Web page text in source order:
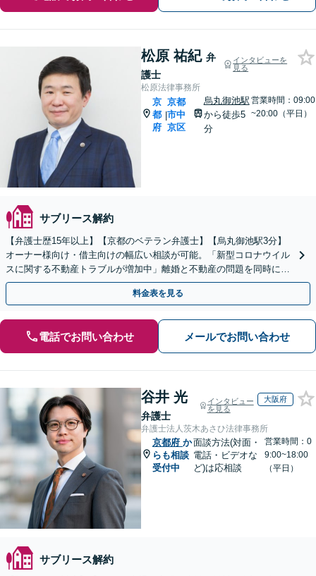
松原 祐紀 弁
護士
インタビューを
見る
松原法律事務所
京
都
府
|
京都
市中
京区
烏丸御池駅
から徒歩5
分
営業時間：09:00
~20:00（平日）
サブリース解約
【弁護士歴15年以上】【京都のベテラン弁護士】【烏丸御池駅3分】
オーナー様向け・借主向けの幅広い相談が可能。「新型コロナウイル
スに関する不動産トラブルが増加中」離婚と不動産の問題を同時に解
決【夜間・休日相談可】【ワンストップ解決】
料金表を見る
電話でお問い合わせ メールでお問い合わせ
谷井 光
弁護士
インタビュー
を見る
大阪府
弁護士法人茨木あさひ法律事務所
京都府 か
らも相談
受付中
面談方法(対面・
電話・ビデオな
ど)は応相談
営業時間：0
9:00~18:00
（平日）
サブリース解約